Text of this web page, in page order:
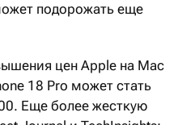
подорожать еще
цен Apple на Mac
18 Pro может стать
Еще более жесткую